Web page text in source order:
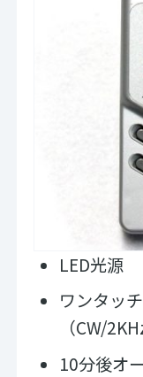
LED光源
ワンタッ
（CW/
​10分後オ